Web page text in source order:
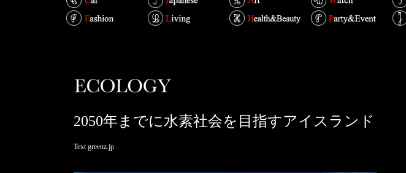
2050年までに水素社会を目指すアイスランド
Text greenz.jp